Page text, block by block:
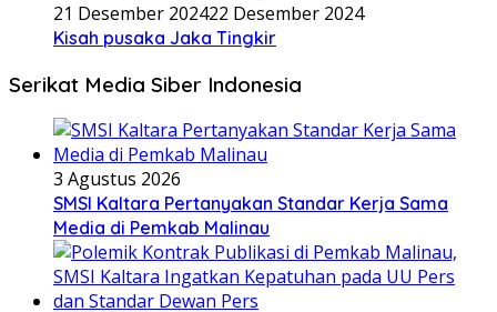
21 Desember 202422 Desember 2024
Kisah pusaka Jaka Tingkir
Serikat Media Siber Indonesia
3 Agustus 2026
SMSI Kaltara Pertanyakan Standar Kerja Sama
Media di Pemkab Malinau